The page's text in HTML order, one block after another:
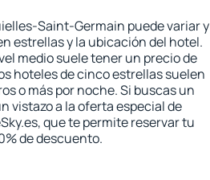
Saint-Germain puede variar y
estrellas y la ubicación del hotel.
medio suele tener un precio de
hoteles de cinco estrellas suelen
o más por noche. Si buscas un
vistazo a la oferta especial de
que te permite reservar tu
de descuento.